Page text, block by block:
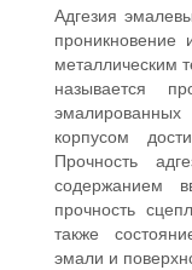
Адгезия
металлическим
называется
корпусом
Прочность
содержанием
прочность
также
эмали и